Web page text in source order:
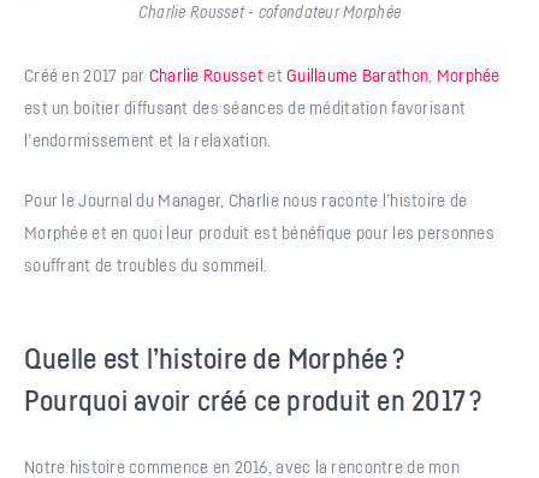
Charlie Rousset - cofondateur Morphée
Créé en 2017 par Charlie Rousset etGuillaume Barathon Morphée
est un boitier diffusant des séances de méditation favorisant
l’endormissement et la relaxation.
Pour le Journal du Manager, Charlie nous raconte l’histoire de
Morphée et en quoi leur produit est bénéfique pour les personnes
souffrant de troubles du sommeil.
Quelle est l’histoire de Morphée ?
Pourquoi avoir créé ce produit en 2017 ?
Notre histoire commence en 2016, avec la rencontre de mon